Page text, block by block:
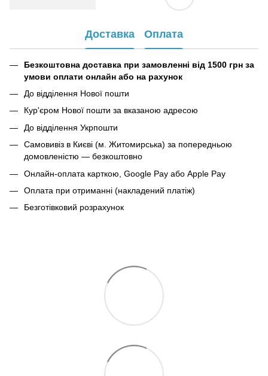
Доставка Оплата
Безкоштовна доставка при замовленні від 1500 грн за
умови оплати онлайн або на рахунок
До відділення Нової пошти
Кур'єром Нової пошти за вказаною адресою
До відділення Укрпошти
Самовивіз в Києві (м. Житомирська) за попередньою
домовленістю — безкоштовно
Онлайн-оплата карткою, Google Pay або Apple Pay
Оплата при отриманні (накладений платіж)
Безготівковий розрахунок